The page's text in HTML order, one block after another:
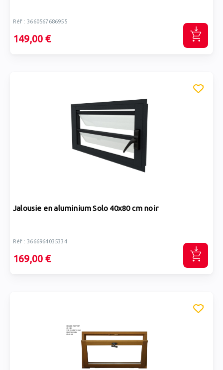
Réf : 3660567686955
149,00 €
Jalousie en aluminium Solo 40x80 cm noir
Réf : 3666964035334
169,00 €